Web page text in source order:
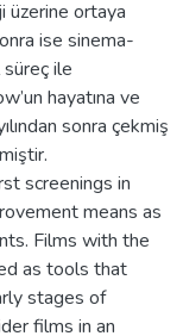
üzerine ortaya
ise sinema-
ile
hayatına ve
sonra çekmiş
screenings in
means as
Films with the
as tools that
stages of
films in an